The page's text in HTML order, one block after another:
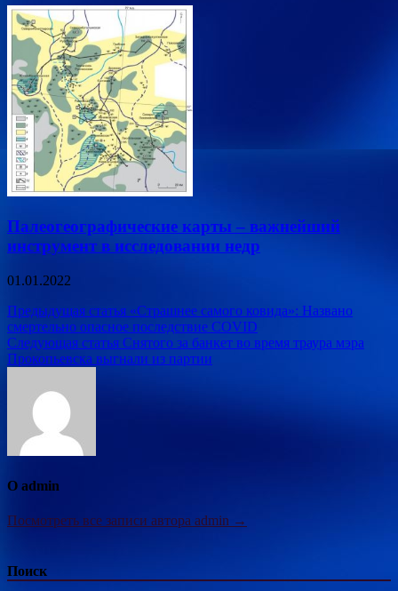
Палеогеографические карты – важнейший
инструмент в исследовании недр
01.01.2022
Навигация
по
записям
Предыдущая статья «Страшнее самого ковида»: Названо
смертельно опасное последствие COVID
Следующая статья Снятого за банкет во время траура мэра
Прокопьевска выгнали из партии
О admin
Посмотреть все записи автора admin →
Поиск